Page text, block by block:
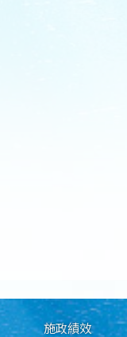
施政績效